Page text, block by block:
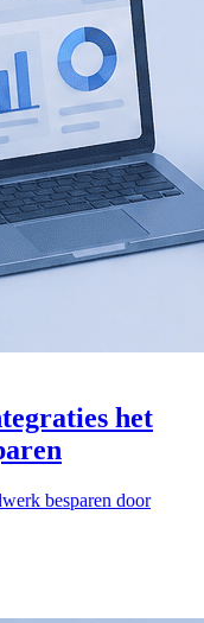
het
besparen door